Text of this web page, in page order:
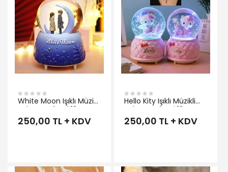
White Moon Işıklı Müzikli
Sulu Kar Küresi 12 cm
250,00 TL + KDV
Hello Kity Işıklı Müzikli
Sulu Kar Küresi 12 cm
250,00 TL + KDV